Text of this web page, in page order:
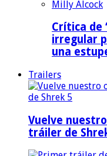
Crítica de
irregular
una
Trailers
Vuelve
tráiler de